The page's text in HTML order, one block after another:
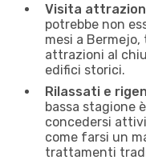
Visita
potrebbe non
mesi a
attrazioni al
edifici storici.
Rilassati e
bassa stagione
concedersi
come farsi un
trattamenti